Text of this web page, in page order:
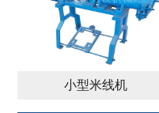
小型米线机